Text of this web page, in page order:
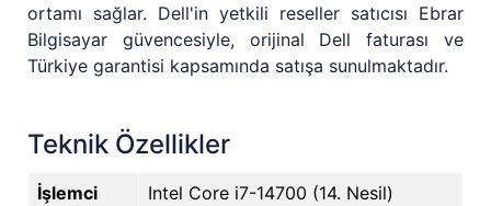
ortamı sağlar. Dell'in yetkili reseller satıcısı Ebrar
Bilgisayar güvencesiyle, orijinal Dell faturası ve
Türkiye garantisi kapsamında satışa sunulmaktadır.
Teknik Özellikler
İşlemci
Intel Core i7-14700 (14. Nesil)